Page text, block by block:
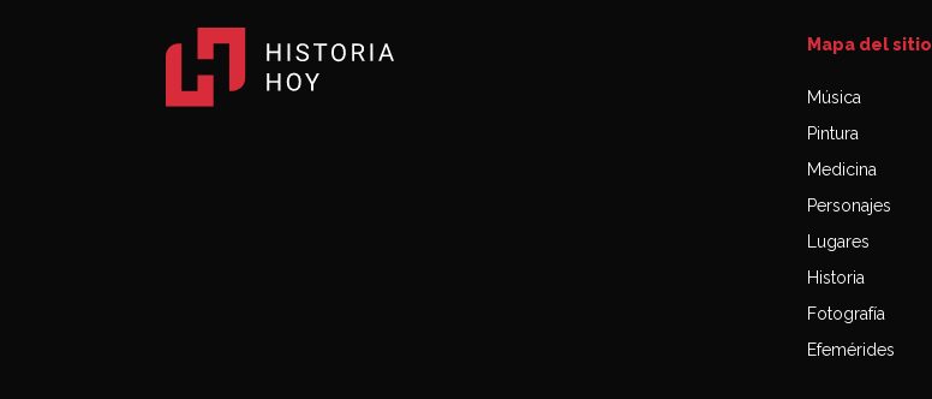
Mapa del sitio
Música
Pintura
Medicina
Personajes
Lugares
Historia
Fotografía
Efemérides